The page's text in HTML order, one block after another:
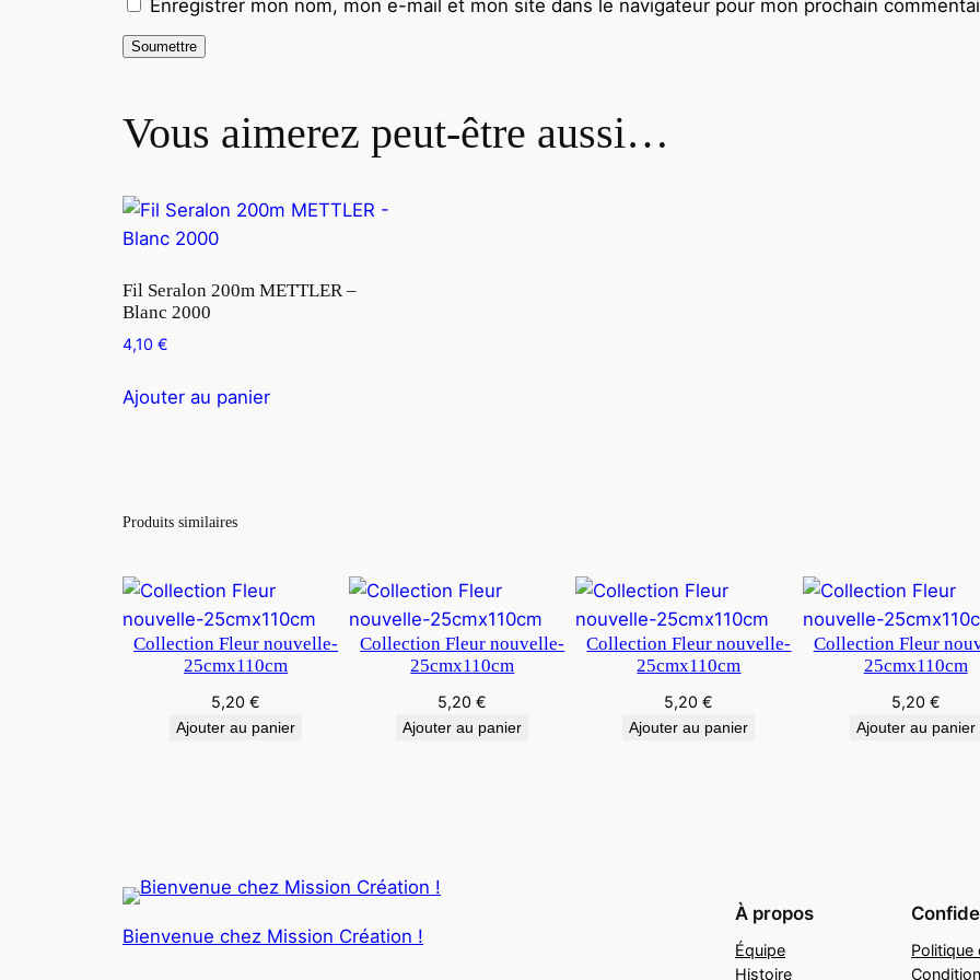
Enregistrer mon nom, mon e-mail et mon site dans le navigateur pour mon prochain
Vous aimerez peut-être aussi…
Fil Seralon 200m METTLER –
Blanc 2000
4,10 €
Ajouter au panier
Produits similaires
Collection Fleur nouvelle-
25cmx110cm
5,20€
Ajouter au panier
Collection Fleur nouvelle-
25cmx110cm
5,20€
Ajouter au panier
Collection Fleur nouvelle-
25cmx110cm
5,20€
Ajouter au panier
Collection Fleur
25cmx110cm
5,20 €
Ajouter au panier
Bienvenue chez Mission Création !
À propos
Équipe
Histoire
Politique